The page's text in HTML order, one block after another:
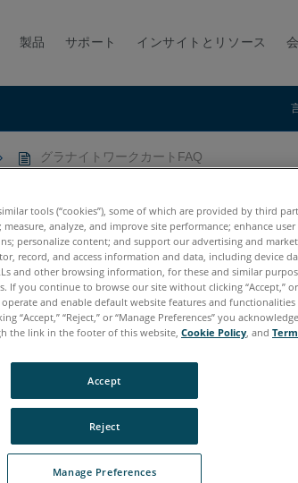
製品 サポート インサイトとリソース
グラナイトワークカートFAQ
S Max Quantum M Max Quantum E Max
Advantage Digital Template
tools (“cookies”), some of which are provided by third
analyze, and improve site performance; enhance user
personalize content; and support our advertising and
record, and access information and data, including device
and other browsing information, for these and similar
If you continue to browse our site without clicking “Accept,”
operate and enable default website features and
“Accept,” “Reject,” or “Manage Preferences” you
the link in the footer of this website, Cookie Policy , and
Manage Preferences
Reject
Accept